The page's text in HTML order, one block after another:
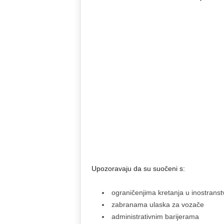
Upozoravaju da su suočeni s:
ograničenjima kretanja u
zabranama ulaska za vozače
administrativnim barijerama